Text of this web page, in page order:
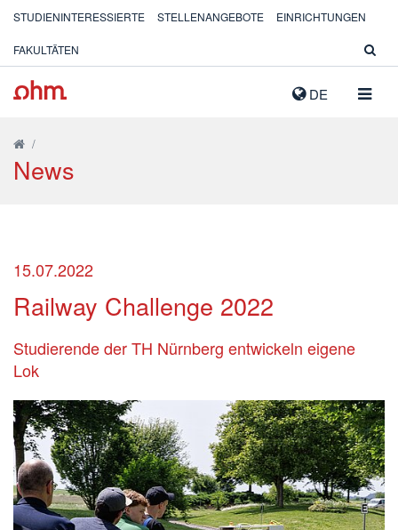
DE
STUDIENINTERESSIERTE STELLENANGEBOTE EINRICHTUNGEN
FAKULTÄTEN
/
News
15.07.2022
Railway Challenge 2022
Studierende der TH Nürnberg entwickeln eigene
Lok